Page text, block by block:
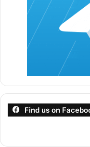
Dalam ebook “Bisnes
akan didedahkan
dari rumah, bahkan
laku keras dan ada
Senang cerita, bila
seminggu anda dah
Find us on